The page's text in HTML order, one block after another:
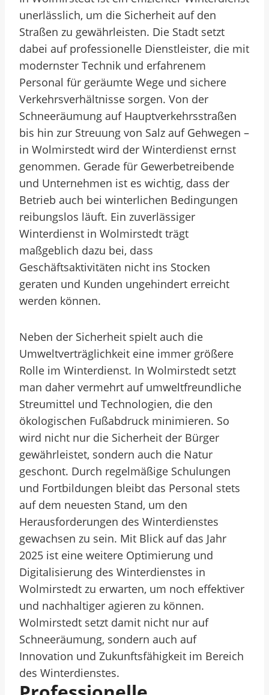
unerlässlich, um die Sicherheit auf den
Straßen zu gewährleisten. Die Stadt setzt
dabei auf professionelle Dienstleister, die mit
modernster Technik und erfahrenem
Personal für geräumte Wege und sichere
Verkehrsverhältnisse sorgen. Von der
Schneeräumung auf Hauptverkehrsstraßen
bis hin zur Streuung von Salz auf Gehwegen –
in Wolmirstedt wird der Winterdienst ernst
genommen. Gerade für Gewerbetreibende
und Unternehmen ist es wichtig, dass der
Betrieb auch bei winterlichen Bedingungen
reibungslos läuft. Ein zuverlässiger
Winterdienst in Wolmirstedt trägt
maßgeblich dazu bei, dass
Geschäftsaktivitäten nicht ins Stocken
geraten und Kunden ungehindert erreicht
werden können.
Neben der Sicherheit spielt auch die
Umweltverträglichkeit eine immer größere
Rolle im Winterdienst. In Wolmirstedt setzt
man daher vermehrt auf umweltfreundliche
Streumittel und Technologien, die den
ökologischen Fußabdruck minimieren. So
wird nicht nur die Sicherheit der Bürger
gewährleistet, sondern auch die Natur
geschont. Durch regelmäßige Schulungen
und Fortbildungen bleibt das Personal stets
auf dem neuesten Stand, um den
Herausforderungen des Winterdienstes
gewachsen zu sein. Mit Blick auf das Jahr
2025 ist eine weitere Optimierung und
Digitalisierung des Winterdienstes in
Wolmirstedt zu erwarten, um noch effektiver
und nachhaltiger agieren zu können.
Wolmirstedt setzt damit nicht nur auf
Schneeräumung, sondern auch auf
Innovation und Zukunftsfähigkeit im Bereich
des Winterdienstes.